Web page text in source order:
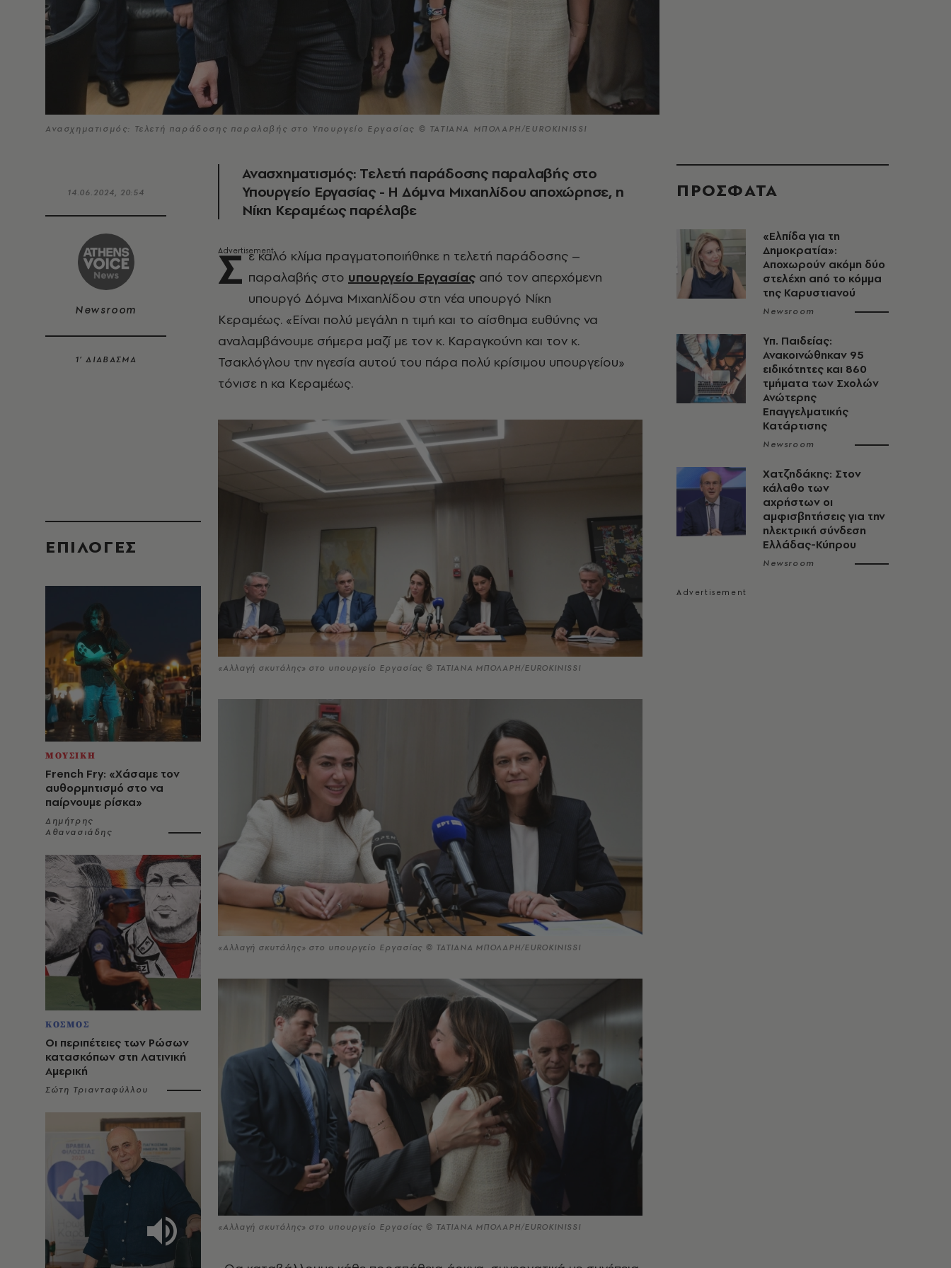
Ανασχηματισμός: Τελετή παράδοσης παραλαβής στο Υπουργείο Εργασίας © ΤΑΤΙΑΝΑ ΜΠΟΛΑΡΗ/EUROKINISSI
14.06.2024, 20:54
Newsroom
1’ ΔΙΑΒΑΣΜΑ
EΠΙΛΟΓΈΣ
ΜΟΥΣΙΚΗ
French Fry: «Χάσαμε τον
αυθορμητισμό στο να
παίρνουμε ρίσκα»
Δημήτρης
Αθανασιάδης
ΚΟΣΜΟΣ
Οι περιπέτειες των Ρώσων
κατασκόπων στη Λατινική
Αμερική
Σώτη Τριανταφύλλου
Ανασχηματισμός: Τελετή παράδοσης παραλαβής στο
Υπουργείο Εργασίας - Η Δόμνα Μιχαηλίδου αποχώρησε, η
Νίκη Κεραμέως παρέλαβε
Σ ε καλό κλίμα πραγματοποιήθηκε η τελετή παράδοσης –
παραλαβής στο υπουργείο Eργασίας από τον απερχόμενη
υπουργό Δόμνα Μιχαηλίδου στη νέα υπουργό Νίκη
Κεραμέως. «Είναι πολύ μεγάλη η τιμή και το αίσθημα ευθύνης να
αναλαμβάνουμε σήμερα μαζί με τον κ. Καραγκούνη και τον κ.
Τσακλόγλου την ηγεσία αυτού του πάρα πολύ κρίσιμου υπουργείου»
τόνισε η κα Κεραμέως.
«Αλλαγή σκυτάλης» στο υπουργείο Εργασίας © ΤΑΤΙΑΝΑ ΜΠΟΛΑΡΗ/EUROKINISSI
«Αλλαγή σκυτάλης» στο υπουργείο Εργασίας © ΤΑΤΙΑΝΑ ΜΠΟΛΑΡΗ/EUROKINISSI
«Αλλαγή σκυτάλης» στο υπουργείο Εργασίας © ΤΑΤΙΑΝΑ ΜΠΟΛΑΡΗ/EUROKINISSI
ΠΡΟΣΦΑΤΑ
«Ελπίδα για τη
Δημοκρατία»:
Αποχωρούν ακόμη δύο
στελέχη από το κόμμα
της Καρυστιανού
Newsroom
Υπ. Παιδείας:
Ανακοινώθηκαν 95
ειδικότητες και 860
τμήματα των Σχολών
Ανώτερης
Επαγγελματικής
Κατάρτισης
Newsroom
Χατζηδάκης: Στον
κάλαθο των
αχρήστων οι
αμφισβητήσεις για την
ηλεκτρική σύνδεση
Ελλάδας-Κύπρου
Newsroom